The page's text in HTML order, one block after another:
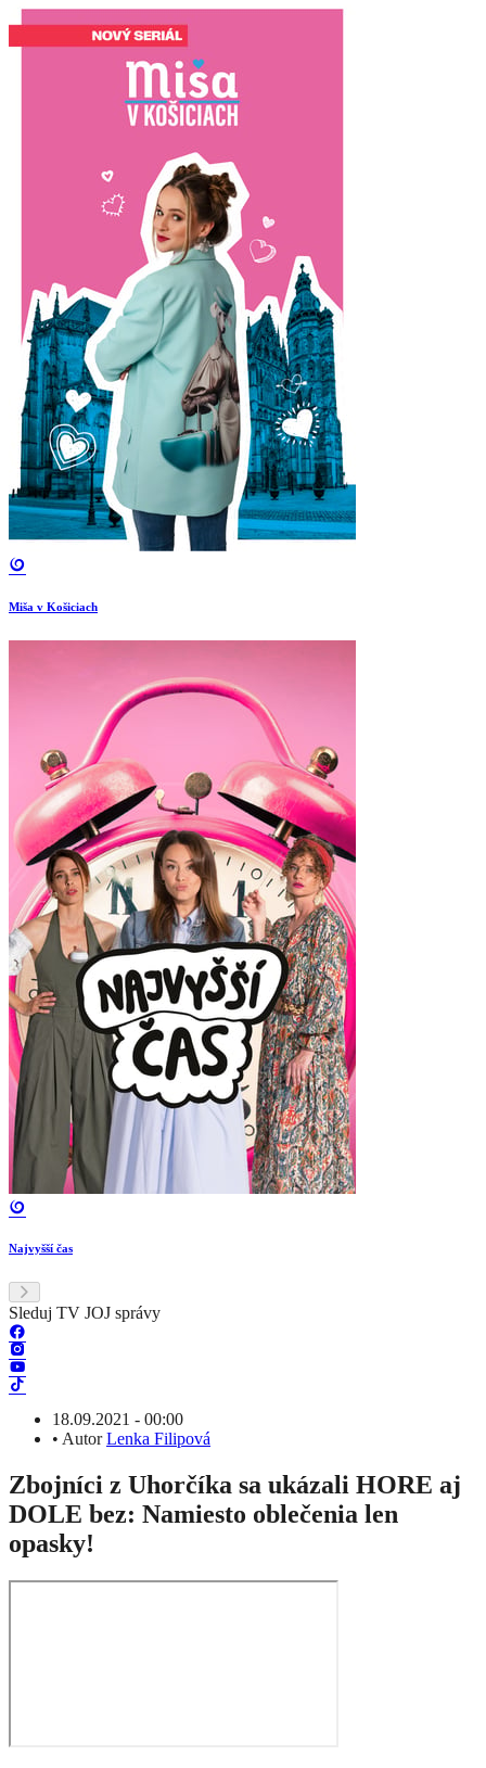
Miša v Košiciach
Najvyšší čas
Sleduj TV JOJ správy
18.09.2021 - 00:00
• AutorLenka Filipová
Zbojníci z Uhorčíka sa ukázali HORE aj
DOLE bez: Namiesto oblečenia len
opasky!